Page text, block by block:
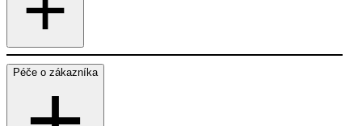
Péče o zákazníka